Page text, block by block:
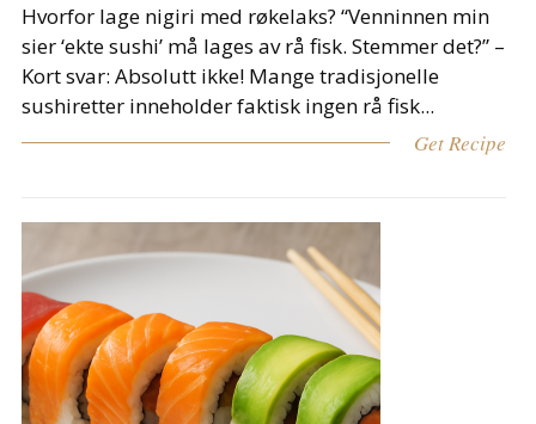
Hvorfor lage nigiri med røkelaks? “Venninnen min
sier ‘ekte sushi’ må lages av rå fisk. Stemmer det?” –
Kort svar: Absolutt ikke! Mange tradisjonelle
sushiretter inneholder faktisk ingen rå fisk...
Get Recipe